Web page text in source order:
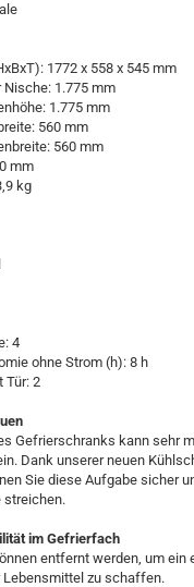
1772 x 558 x 545 mm
1.775 mm
1.775 mm
560 mm
560 mm
mm
kg
4
ohne Strom (h): 8 h
Tür: 2
Gefrierschranks kann sehr
Dank unserer neuen
Sie diese Aufgabe sicher
streichen.
im Gefrierfach
entfernt werden, um ein
Lebensmittel zu schaffen.